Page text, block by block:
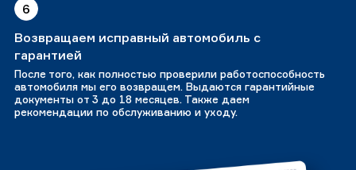
6
Возвращаем исправный автомобиль с
гарантией
После того, как полностью проверили работоспособность
автомобиля мы его возвращем. Выдаются гарантийные
документы от 3 до 18 месяцев. Также даем
рекомендации по обслуживанию и уходу.